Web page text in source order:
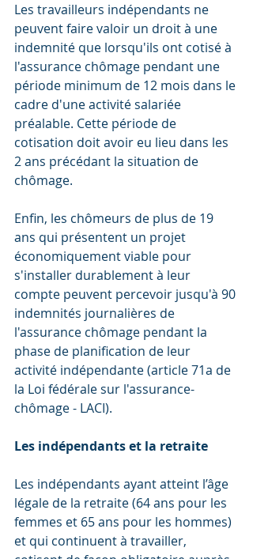
Les travailleurs indépendants ne
peuvent faire valoir un droit à une
indemnité que lorsqu'ils ont cotisé à
l'assurance chômage pendant une
période minimum de 12 mois dans le
cadre d'une activité salariée
préalable. Cette période de
cotisation doit avoir eu lieu dans les
2 ans précédant la situation de
chômage.
Enfin, les chômeurs de plus de 19
ans qui présentent un projet
économiquement viable pour
s'installer durablement à leur
compte peuvent percevoir jusqu'à 90
indemnités journalières de
l'assurance chômage pendant la
phase de planification de leur
activité indépendante (article 71a de
la Loi fédérale sur l'assurance-
chômage - LACI).
Les indépendants et la retraite
Les indépendants ayant atteint l’âge
légale de la retraite (64 ans pour les
femmes et 65 ans pour les hommes)
et qui continuent à travailler,